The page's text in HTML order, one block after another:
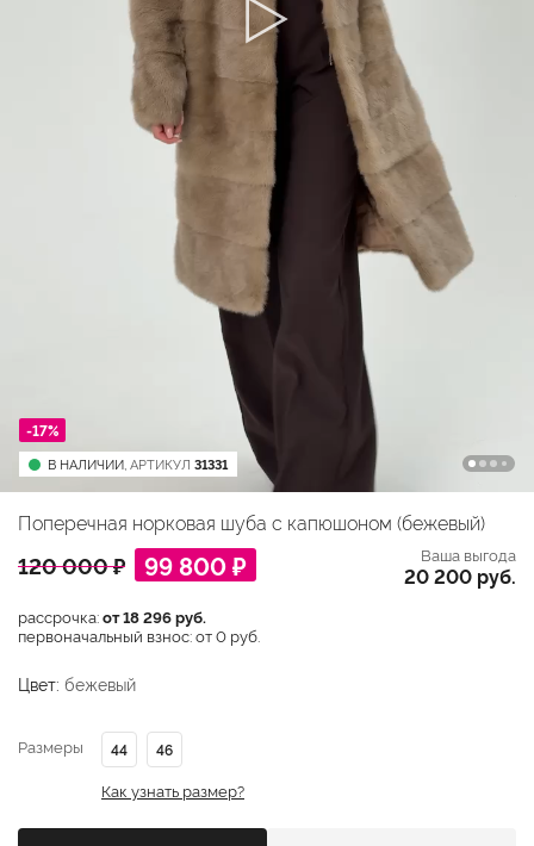
-17%
В НАЛИЧИИ, АРТИКУЛ 31331
Поперечная норковая шуба с капюшоном (бежевый)
120 000 ₽ 99 800 ₽ Ваша выгода
20 200 руб.
рассрочка:от 18 296 руб.
первоначальный взнос: от 0 руб.
Цвет: бежевый
Размеры 44 46
Как узнать размер?